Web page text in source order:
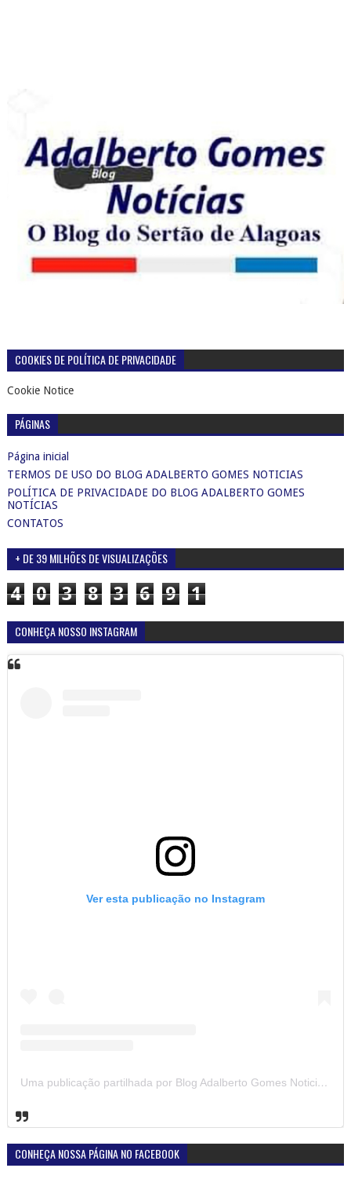
COOKIES DE POLÍTICA DE PRIVACIDADE
Cookie Notice
PÁGINAS
Página inicial
TERMOS DE USO DO BLOG ADALBERTO GOMES NOTICIAS
POLÍTICA DE PRIVACIDADE DO BLOG ADALBERTO GOMES
NOTÍCIAS
CONTATOS
+ DE 39 MILHÕES DE VISUALIZAÇÕES
4 0 3 8 3 6 9 1
CONHEÇA NOSSO INSTAGRAM
Ver esta publicação no Instagram
Uma publicação partilhada por Blog Adalberto Gomes Noticias (@blogadalbertogomesnoticiass)
CONHEÇA NOSSA PÁGINA NO FACEBOOK